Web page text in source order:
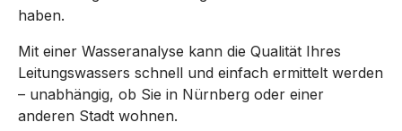
haben.
Mit einer Wasseranalyse kann die Qualität Ihres
Leitungswassers schnell und einfach ermittelt werden
– unabhängig, ob Sie in Nürnberg oder einer
anderen Stadt wohnen.